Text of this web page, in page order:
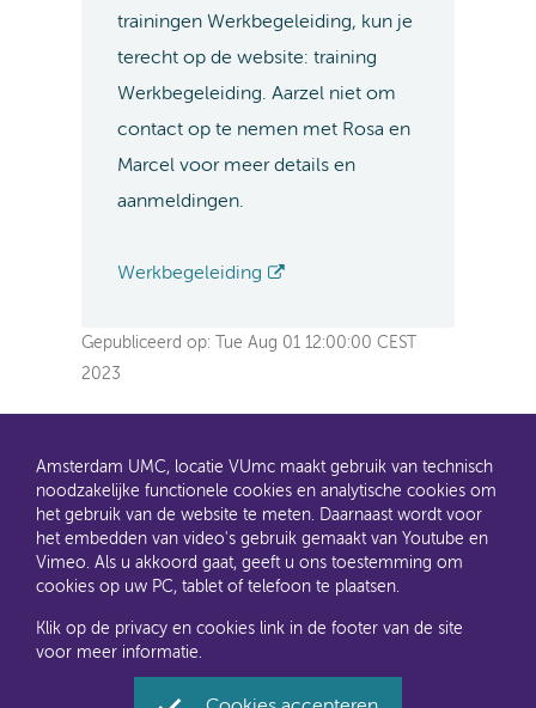
trainingen Werkbegeleiding, kun je
terecht op de website: training
Werkbegeleiding. Aarzel niet om
contact op te nemen met Rosa en
Marcel voor meer details en
aanmeldingen.
Werkbegeleiding
Gepubliceerd op:
Tue Aug 01 12:00:00 CEST
2023
AMC en VUmc zijn al een tijdje samen Amsterdam UMC.
Dit gaat u ook merken aan de websites: steeds meer
amsterdamumc.org
Amsterdam UMC, locatie VUmc maakt gebruik van technisch
noodzakelijke functionele cookies en analytische cookies om
het gebruik van de website te meten. Daarnaast wordt voor
het embedden van video's gebruik gemaakt van Youtube en
Vimeo. Als u akkoord gaat, geeft u ons toestemming om
cookies op uw PC, tablet of telefoon te plaatsen.
Klik op de privacy en cookies link in de footer van de site
voor meer informatie.